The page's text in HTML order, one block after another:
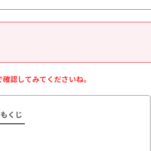
認してみてくださいね。
もくじ